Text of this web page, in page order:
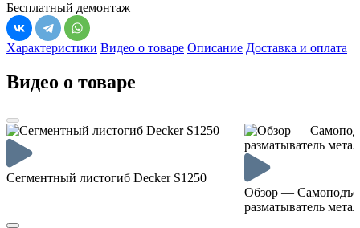
Бесплатный демонтаж
Характеристики Видео о товаре Описание Доставка и оплата
Видео о товаре
Сегментный листогиб Decker S1250
Обзор —
разматыватель